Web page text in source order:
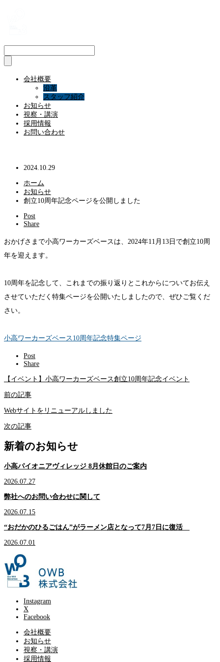
会社概要
沿革
スタッフ紹介
お知らせ
視察・講演
採用情報
お問い合わせ
2024.10.29
ホーム
お知らせ
創立10周年記念ページを公開しました
Post
Share
おかげさまで小高ワーカーズベースは、2024年11月13日で創立10周
年を迎えます。
10周年を記念して、これまでの振り返りとこれからについてお伝え
させていただく特集ページを公開いたしましたので、ぜひご覧くだ
さい。
小高ワーカーズベース10周年記念特集ページ
Post
Share
【イベント】小高ワーカーズベース創立10周年記念イベント
前の記事
Webサイトをリニューアルしました
次の記事
新着のお知らせ
小高パイオニアヴィレッジ 8月休館日のご案内
2026.07.27
弊社へのお問い合わせに関して
2026.07.15
“おだかのひるごはん”がラーメン店となって7月7日に復活
2026.07.01
Instagram
X
Facebook
会社概要
お知らせ
視察・講演
採用情報